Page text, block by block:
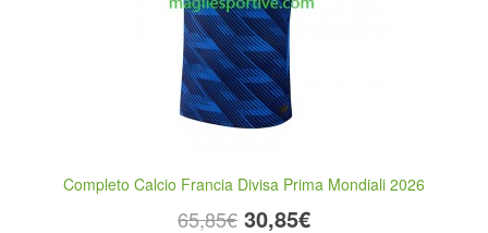
Completo Calcio Francia Divisa Prima Mondiali 2026
65,85€ 30,85€